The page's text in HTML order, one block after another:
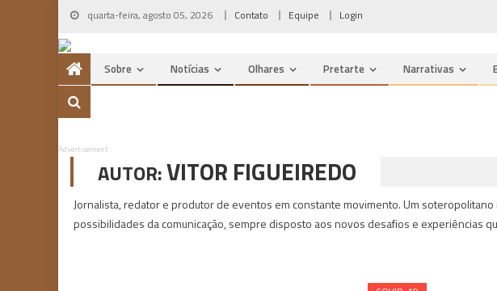
Skip
content
quarta-feira, agosto 05, 2026 Contato Equipe Login
Sobre Notícias Olhares Pretarte Narrativas
Advertisement
AUTOR:VITOR FIGUEIREDO
Jornalista, redator e produtor de eventos em constante movimento. Um
possibilidades da comunicação, sempre disposto aos novos desafios e experiências